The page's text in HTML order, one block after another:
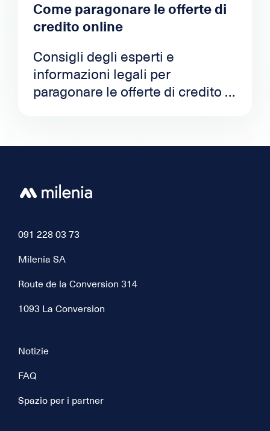
Come paragonare le offerte di
credito online
Consigli degli esperti e
informazioni legali per
paragonare le offerte di credito e
online e in pochi minuti.
091 228 03 73
Milenia SA
Route de la Conversion 314
1093 La Conversion
Notizie
FAQ
Spazio per i partner